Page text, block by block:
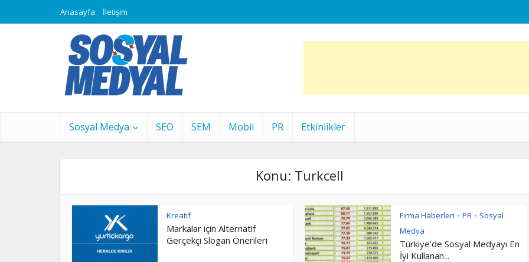
Anasayfa İletişim
Sosyal Medya SEO SEM Mobil PR Etkinlikler
Konu: Turkcell
Kreatif
Markalar için Alternatif
Gerçekçi Slogan Önerileri
Firma Haberleri • PR • Sosyal
Medya
Türkiye’de Sosyal Medyayı En
İyi Kullanan...